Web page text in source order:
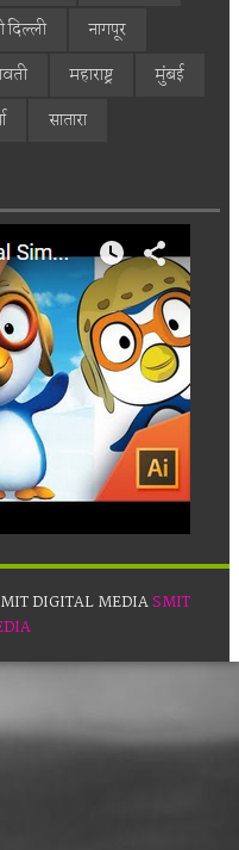
दिल्ली
नागपूर
महाराष्ट्र
मुंबई
सातारा
DIGITAL MEDIASMIT